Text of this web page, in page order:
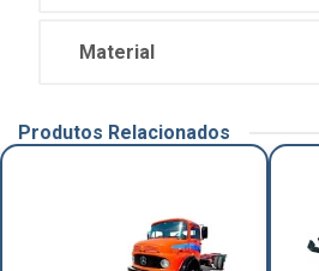
Material
Produtos Relacionados